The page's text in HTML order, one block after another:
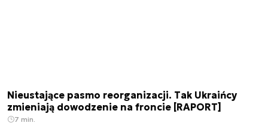
Nieustające pasmo reorganizacji. Tak Ukraińcy
zmieniają dowodzenie na froncie [RAPORT]
7 min.